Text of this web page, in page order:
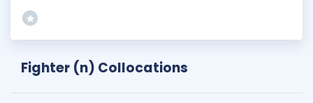
Fighter (n) Collocations